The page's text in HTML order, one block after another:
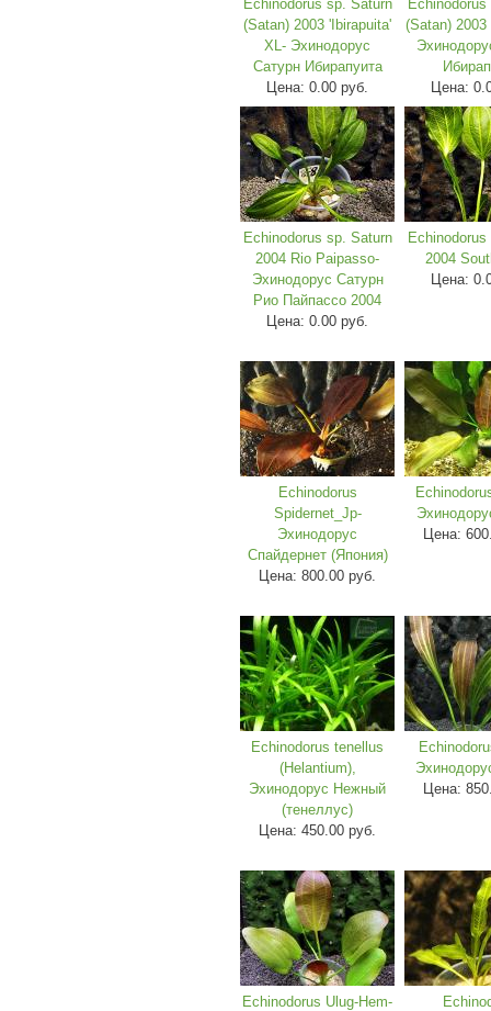
Echinodorus sp. Saturn
(Satan) 2003 'Ibirapuita'
XL- Эхинодорус
Сатурн Ибирапуита
Цена:0.00 руб.
(Satan) 2003
Цена:
Echinodorus sp. Saturn
2004 Rio Paipasso-
Эхинодорус Сатурн
Рио Пайпассо 2004
Цена:0.00 руб.
2004
Цена:
Echinodorus
Spidernet_Jp-
Эхинодорус
Спайдернет (Япония)
Цена:800.00 руб.
Цена:
Echinodorus tenellus
(Helantium),
Эхинодорус Нежный
(тенеллус)
Цена:450.00 руб.
Цена:
Echinodorus Ulug-Hem-